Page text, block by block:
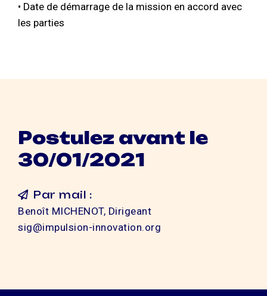
• Date de démarrage de la mission en accord avec
les parties
Postulez avant le
30/01/2021
Par mail :
Benoît MICHENOT, Dirigeant
sig@impulsion-innovation.org